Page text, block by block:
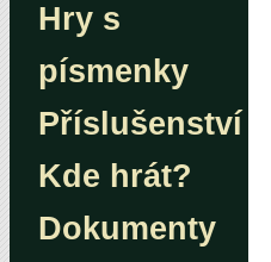
Hry s
písmenky
Příslušenství
Kde hrát?
Dokumenty